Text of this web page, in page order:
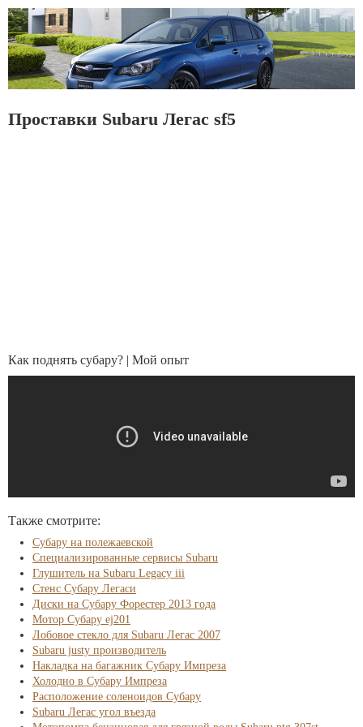
Проставки Subaru Легас sf5
Как поднять субару? | Мой опыт
Также смотрите:
Субару на полежаевской
Специализированные сервисы Subaru
Глушитель на Subaru Legacy iii
Стенс Субару Легаси
Диски на Субару Форестер 2013 года
Мотор Субару ej201
Лобовое стекло для Subaru Легас 2007
Subaru justy производитель
Накладка на багажник Субару Импреза
Холодно в Субару Импреза
Расположение соленоидов Субару
Subaru Легас угол въезда